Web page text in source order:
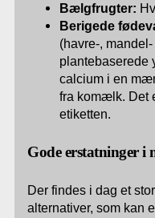
Bælgfrugter:
Berigede
(havre-,
plantebaserede
calcium i en
fra komælk. Det
etiketten.
Gode erstatninger i
Der findes i dag et
alternativer, som kan